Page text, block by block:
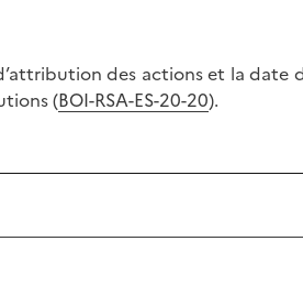
des actions et la date
(BOI-RSA-ES-20-20).